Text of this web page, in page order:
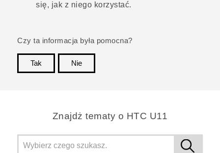
się, jak z niego korzystać.
Czy ta informacja była pomocna?
Tak
Nie
Znajdż tematy o HTC U11